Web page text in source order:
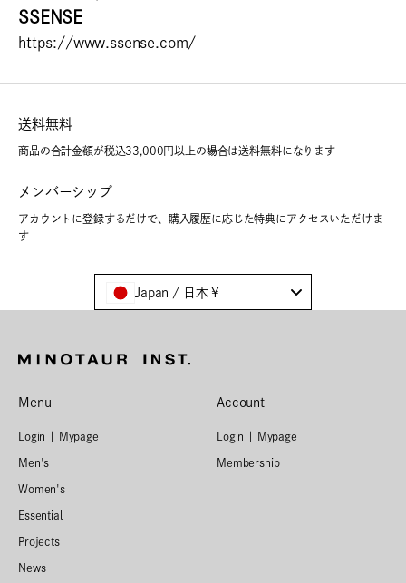
SSENSE
https://www.ssense.com/
送料無料
商品の合計金額が税込33,000円以上の場合は送料無料になります
メンバーシップ
アカウントに登録するだけで、購入履歴に応じた特典にアクセスいただけま
す
Japan / 日本 ¥
Menu
Login | Mypage
Men's
Women's
Essential
Projects
News
Account
Login | Mypage
Membership